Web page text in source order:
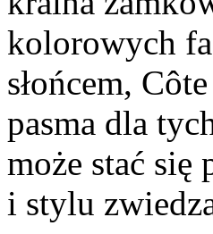
kolorowych
słońcem,
pasma dla
może stać się
i stylu